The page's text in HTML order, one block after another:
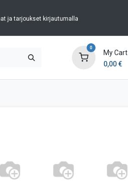
ja tarjoukset kirjautumalla
0
My Cart
0,00€